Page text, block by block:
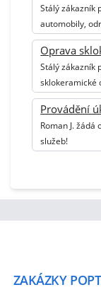
Stálý zákazník
automobily,
Oprava
Stálý zákazník
sklokeramické
Provádění
Roman J.
služeb!
ZAKÁZKY